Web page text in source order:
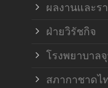
ผลงานและร
ฝ่ายวิรัชกิจ
โรงพยาบาล
สภากาชาดไ